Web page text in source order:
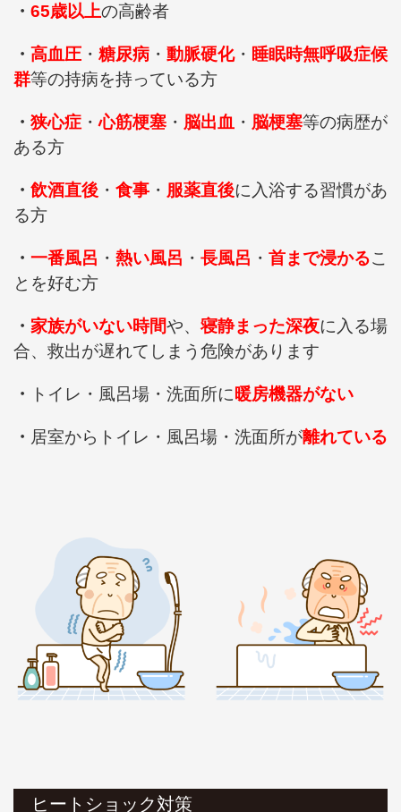
・ 65歳以上の高齢者
・ 高血圧 ・ 糖尿病 ・ 動脈硬化・ 睡眠時無呼吸症候
群等の持病を持っている方
・ 狭心症 ・心筋梗塞 ・ 脳出血 ・ 脳梗塞等の病歴が
ある方
・ 飲酒直後 ・ 食事 ・ 服薬直後に入浴する習慣があ
る方
・ 一番風呂 ・ 熱い風呂 ・ 長風呂 ・ 首まで浸かるこ
とを好む方
・ 家族がいない時間や、 寝静まった深夜に入る場
合、救出が遅れてしまう危険があります
・ トイレ・風呂場・洗面所に暖房機器がない
・ 居室からトイレ・風呂場・洗面所が離れている
ヒートショック対策